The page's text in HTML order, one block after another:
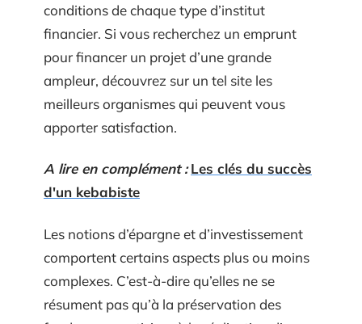
conditions de chaque type d’institut
financier. Si vous recherchez un emprunt
pour financer un projet d’une grande
ampleur, découvrez sur un tel site les
meilleurs organismes qui peuvent vous
apporter satisfaction.
A lire en complément : Les clés du succès
d'un kebabiste
Les notions d’épargne et d’investissement
comportent certains aspects plus ou moins
complexes. C’est-à-dire qu’elles ne se
résument pas qu’à la préservation des